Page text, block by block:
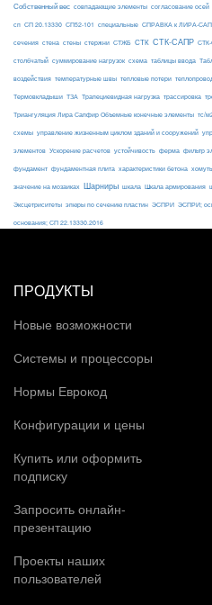
Собственный вес совпадающие элементы согласование осей
сп СП 20.13330 СП52-101 специальные СПРАВКА к ЛИРА-
сечения стена стены стержни СТЖБ СТК СТК-САПР
столбчатый суммирование нагрузок схема таблицы ввода
воздействия температурные швы тепловые потери
Термовкладыши ТЗА Трапециевидная нагрузка трассировка
Триангуляция Лира Сапфир Объемные конечные элементы тс/
схемы управление жизненным циклом зданий и сооружений
элементов Ускорение расчетов устойчивость ферма фильтр
фундамент фундаментная плита характеристики бетона
значение на мозаиках Шарниры шкала Шкала армирования
Эксцетриситеты эпюры по сечению пластин ЭСПРИ ЭСПРИ;
основания; СП 22.13330.2016
ПРОДУКТЫ
Новые возможности
Системы и процессоры
Нормы Еврокод
Конфигурации и цены
Купить или оформить
подписку
Запросить онлайн-
презентацию
Проекты наших
пользователей